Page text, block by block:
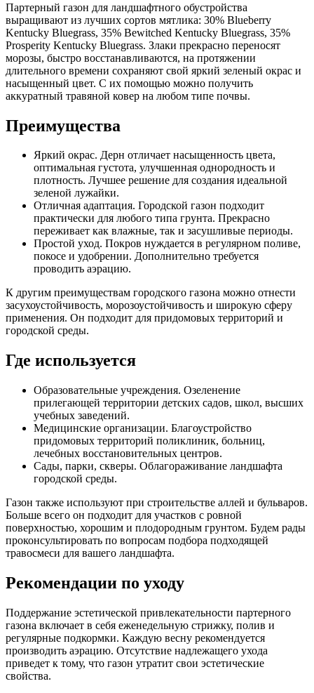
Партерный газон для ландшафтного обустройства
выращивают из лучших сортов мятлика: 30% Вlueberry
Kentucky Bluegrass, 35% Bewitched Kentucky Bluegrass, 35%
Prosperity Kentucky Bluegrass. Злаки прекрасно переносят
морозы, быстро восстанавливаются, на протяжении
длительного времени сохраняют свой яркий зеленый окрас и
насыщенный цвет. С их помощью можно получить
аккуратный травяной ковер на любом типе почвы.
Преимущества
Яркий окрас. Дерн отличает насыщенность цвета,
оптимальная густота, улучшенная однородность и
плотность. Лучшее решение для создания идеальной
зеленой лужайки.
Отличная адаптация. Городской газон подходит
практически для любого типа грунта. Прекрасно
переживает как влажные, так и засушливые периоды.
Простой уход. Покров нуждается в регулярном поливе,
покосе и удобрении. Дополнительно требуется
проводить аэрацию.
К другим преимуществам городского газона можно отнести
засухоустойчивость, морозоустойчивость и широкую сферу
применения. Он подходит для придомовых территорий и
городской среды.
Где используется
Образовательные учреждения. Озеленение
прилегающей территории детских садов, школ, высших
учебных заведений.
Медицинские организации. Благоустройство
придомовых территорий поликлиник, больниц,
лечебных восстановительных центров.
Сады, парки, скверы. Облагораживание ландшафта
городской среды.
Газон также используют при строительстве аллей и бульваров.
Больше всего он подходит для участков с ровной
поверхностью, хорошим и плодородным грунтом. Будем рады
проконсультировать по вопросам подбора подходящей
травосмеси для вашего ландшафта.
Рекомендации по уходу
Поддержание эстетической привлекательности партерного
газона включает в себя еженедельную стрижку, полив и
регулярные подкормки. Каждую весну рекомендуется
производить аэрацию. Отсутствие надлежащего ухода
приведет к тому, что газон утратит свои эстетические
свойства.